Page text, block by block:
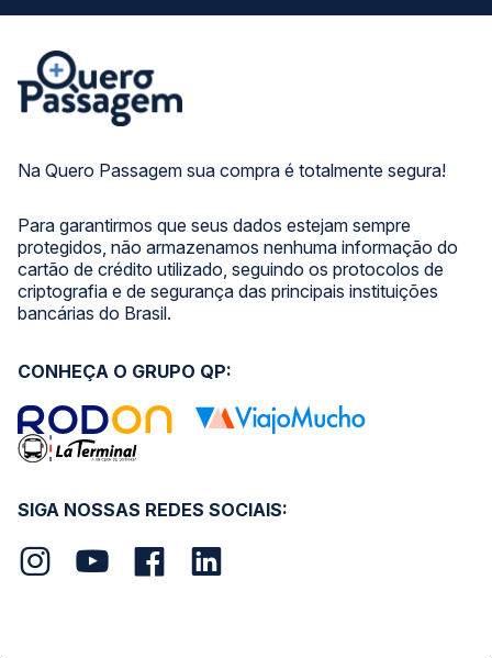
Na Quero Passagem sua compra é totalmente segura!
Para garantirmos que seus dados estejam sempre
protegidos, não armazenamos nenhuma informação do
cartão de crédito utilizado, seguindo os protocolos de
criptografia e de segurança das principais instituições
bancárias do Brasil.
SIGA NOSSAS REDES SOCIAIS:
CONHEÇA O GRUPO QP: